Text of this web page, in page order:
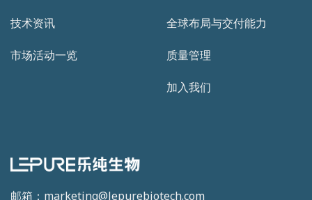
邮箱：marketing@lepurebiotech.com
技术资讯
市场活动一览
全球布局与交付能力
质量管理
加入我们